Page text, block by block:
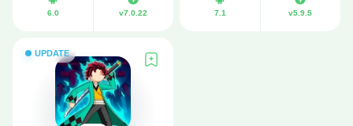
6.0 v7.0.22 7.1 v5.9.5
UPDATE